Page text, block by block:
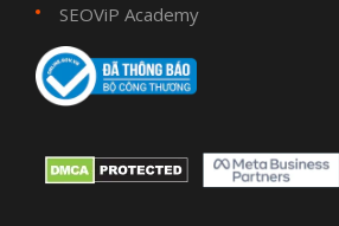
SEOViP Academy